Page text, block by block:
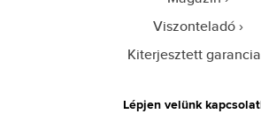
Viszonteladó
Kiterjesztett garancia
Lépjen velünk